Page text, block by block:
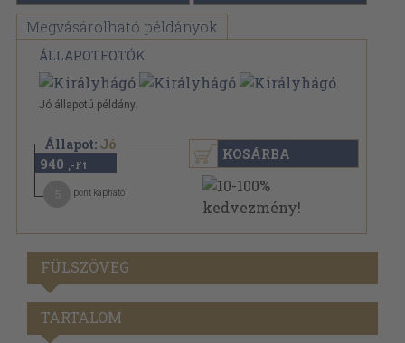
Megvásárolható példányok
ÁLLAPOTFOTÓK
Jó állapotú példány.
Állapot: Jó
940 ,-Ft
pont kapható
KOSÁRBA
FÜLSZÖVEG
TARTALOM